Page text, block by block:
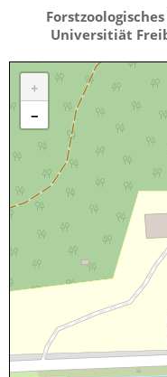
Universitiät
+
−